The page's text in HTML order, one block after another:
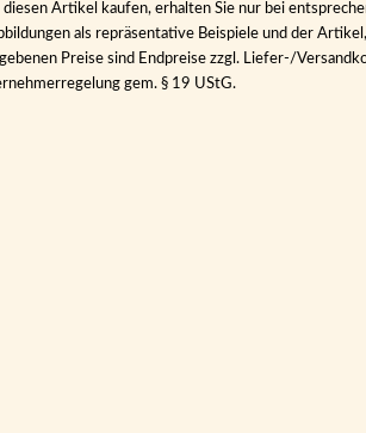
diesen Artikel kaufen, erhalten Sie nur bei
als repräsentative Beispiele und der
Preise sind Endpreise zzgl. Liefer-/
gem. § 19 UStG.